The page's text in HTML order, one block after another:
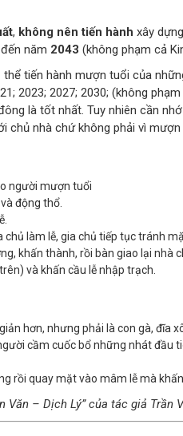
, không nên tiến hành xây
năm 2043 (không phạm cả
tiến hành mượn tuổi của
2023; 2027; 2030; (không
là tốt nhất. Tuy nhiên cần
chủ nhà chứ không phải vì
người mượn tuổi
động thổ.
làm lễ, gia chủ tiếp tục tránh
khấn thành, rồi bàn giao lại nhà
và khấn cầu lễ nhập trạch.
hơn, nhưng phải là con gà, đĩa
cầm cuốc bổ những nhát đầu
rồi quay mặt vào mâm lễ mà khấn.
– Dịch Lý” của tác giả Trần